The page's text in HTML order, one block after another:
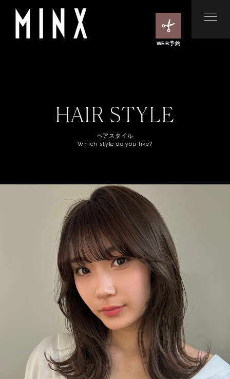
WEB予約
HAIR STYLE
ヘアスタイル
Which style do you like?